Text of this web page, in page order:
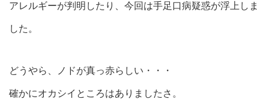
アレルギーが判明したり、今回は手足口病疑惑が浮上しま
した。
どうやら、ノドが真っ赤らしい・・・
確かにオカシイところはありましたさ。